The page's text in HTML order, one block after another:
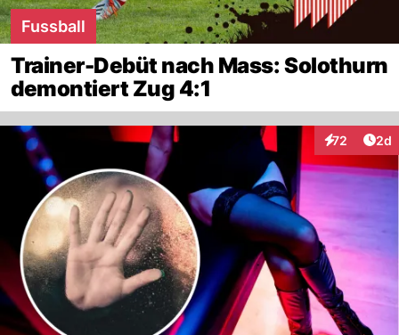
Fussball
Trainer-Debüt nach Mass: Solothurn
demontiert Zug 4:1
72
Interaktionen
2d